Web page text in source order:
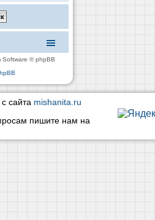
Software © phpBB
сайта mishanita.ru
пишите нам на